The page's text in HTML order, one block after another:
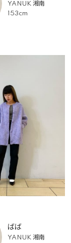
YANUK 湘南
153cm
ばば
YANUK 湘南